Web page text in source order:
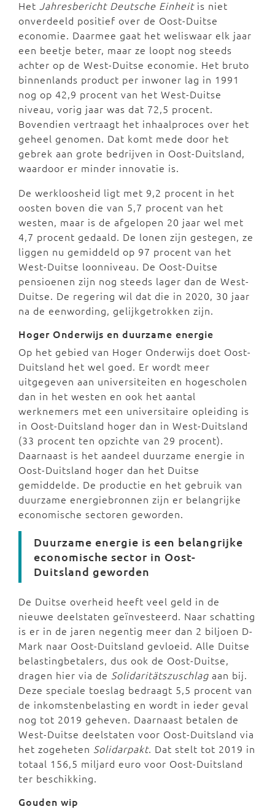
Het Jahresbericht Deutsche Einheitis niet
onverdeeld positief over de Oost-Duitse
economie. Daarmee gaat het weliswaar elk jaar
een beetje beter, maar ze loopt nog steeds
achter op de West-Duitse economie. Het bruto
binnenlands product per inwoner lag in 1991
nog op 42,9 procent van het West-Duitse
niveau, vorig jaar was dat 72,5 procent.
Bovendien vertraagt het inhaalproces over het
geheel genomen. Dat komt mede door het
gebrek aan grote bedrijven in Oost-Duitsland,
waardoor er minder innovatie is.
De werkloosheid ligt met 9,2 procent in het
oosten boven die van 5,7 procent van het
westen, maar is de afgelopen 20 jaar wel met
4,7 procent gedaald. De lonen zijn gestegen, ze
liggen nu gemiddeld op 97 procent van het
West-Duitse loonniveau. De Oost-Duitse
pensioenen zijn nog steeds lager dan de West-
Duitse. De regering wil dat die in 2020, 30 jaar
na de eenwording, gelijkgetrokken zijn.
Hoger Onderwijs en duurzame energie
Op het gebied van Hoger Onderwijs doet Oost-
Duitsland het wel goed. Er wordt meer
uitgegeven aan universiteiten en hogescholen
dan in het westen en ook het aantal
werknemers met een universitaire opleiding is
in Oost-Duitsland hoger dan in West-Duitsland
(33 procent ten opzichte van 29 procent).
Daarnaast is het aandeel duurzame energie in
Oost-Duitsland hoger dan het Duitse
gemiddelde. De productie en het gebruik van
duurzame energiebronnen zijn er belangrijke
economische sectoren geworden.
Duurzame energie is een belangrijke
economische sector in Oost-
Duitsland geworden
De Duitse overheid heeft veel geld in de
nieuwe deelstaten geïnvesteerd. Naar schatting
is er in de jaren negentig meer dan 2 biljoen D-
Mark naar Oost-Duitsland gevloeid. Alle Duitse
belastingbetalers, dus ook de Oost-Duitse,
dragen hier via de Solidaritätszuschlag aan bij.
Deze speciale toeslag bedraagt 5,5 procent van
de inkomstenbelasting en wordt in ieder geval
nog tot 2019 geheven. Daarnaast betalen de
West-Duitse deelstaten voor Oost-Duitsland via
het zogeheten Solidarpakt. Dat stelt tot 2019 in
totaal 156,5 miljard euro voor Oost-Duitsland
ter beschikking.
Gouden wip